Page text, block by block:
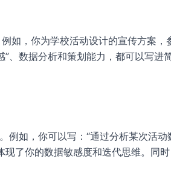
如，你为学校活动设计的宣传方案，
、数据分析和策划能力，都可以写进简
。例如，你可以写：“通过分析某次活动
了你的数据敏感度和迭代思维。同